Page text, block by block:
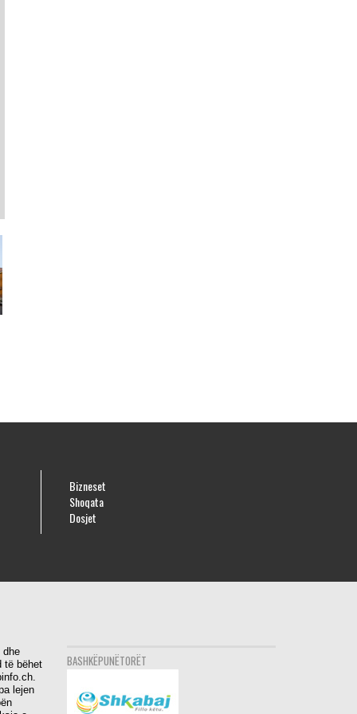
Bizneset
Shoqata
Dosjet
dhe
të bëhet
lejen
BASHKËPUNËTORËT